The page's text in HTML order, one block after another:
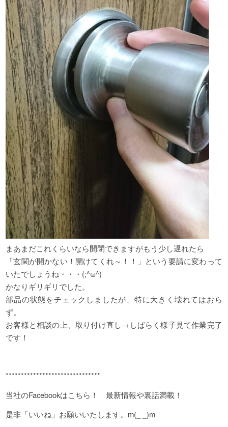
まあまだこれくらいなら開閉できますがもう少し遅れたら
「玄関が開かない！開けてくれ～！！」という要請に変わって
いたでしょうね・・・(;^ω^)
かなりギリギリでした。
部品の状態をチェックしましたが、特に大きく壊れてはおら
ず。
お客様と相談の上、取り付け直し→しばらく様子見て作業完了
です！
*******************************
当社のFacebookはこちら！ 最新情報や裏話満載！
是非「いいね」お願いいたします。m(_ _)m